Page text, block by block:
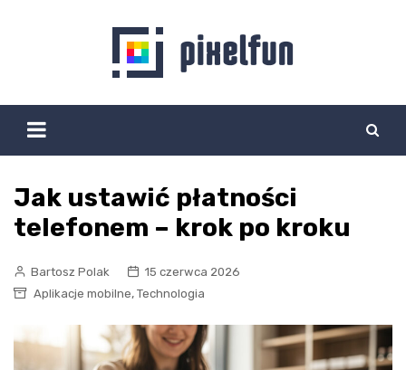
Jak ustawić płatności
telefonem – krok po kroku
Bartosz Polak
15 czerwca 2026
Aplikacje mobilne, Technologia